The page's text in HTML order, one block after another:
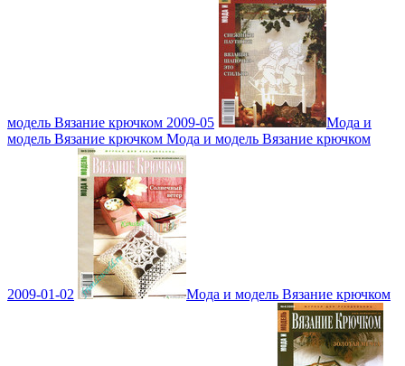
модель Вязание крючком 2009-05
Мода и
модель Вязание крючком Мода и модель Вязание крючком
2009-01-02 Мода и модель Вязание крючком